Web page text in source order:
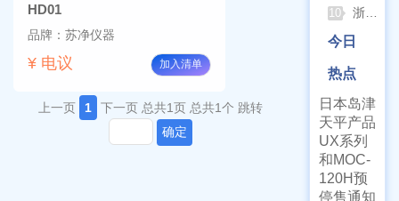
HD01
品牌：苏净仪器
¥ 电议 加入清单
上一页 1 下一页 总共1页 总共1个 跳转
确定
10 浙江孚夏：打造合规可靠的实验室洁净装备
今日
热点
日本岛津
天平产品
UX系列
和MOC-
120H预
停售通知